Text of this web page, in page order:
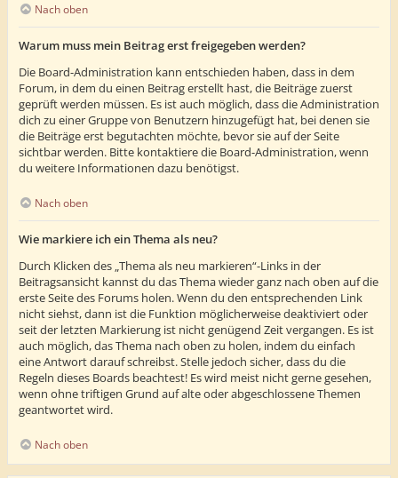
Nach oben
Warum muss mein Beitrag erst freigegeben werden?
Die Board-Administration kann entschieden haben, dass in dem
Forum, in dem du einen Beitrag erstellt hast, die Beiträge zuerst
geprüft werden müssen. Es ist auch möglich, dass die Administration
dich zu einer Gruppe von Benutzern hinzugefügt hat, bei denen sie
die Beiträge erst begutachten möchte, bevor sie auf der Seite
sichtbar werden. Bitte kontaktiere die Board-Administration, wenn
du weitere Informationen dazu benötigst.
Nach oben
Wie markiere ich ein Thema als neu?
Durch Klicken des „Thema als neu markieren“-Links in der
Beitragsansicht kannst du das Thema wieder ganz nach oben auf die
erste Seite des Forums holen. Wenn du den entsprechenden Link
nicht siehst, dann ist die Funktion möglicherweise deaktiviert oder
seit der letzten Markierung ist nicht genügend Zeit vergangen. Es ist
auch möglich, das Thema nach oben zu holen, indem du einfach
eine Antwort darauf schreibst. Stelle jedoch sicher, dass du die
Regeln dieses Boards beachtest! Es wird meist nicht gerne gesehen,
wenn ohne triftigen Grund auf alte oder abgeschlossene Themen
geantwortet wird.
Nach oben